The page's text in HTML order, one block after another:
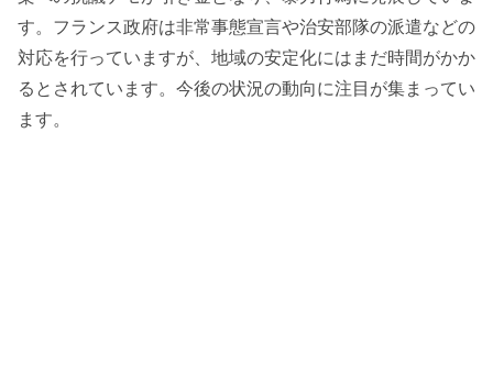
す。フランス政府は非常事態宣言や治安部隊の派遣などの
対応を行っていますが、地域の安定化にはまだ時間がかか
るとされています。今後の状況の動向に注目が集まってい
ます。